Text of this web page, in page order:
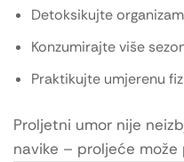
Detoksikujte
Konzumirajte više
Praktikujte umjerenu
Proljetni umor nije
navike – proljeće